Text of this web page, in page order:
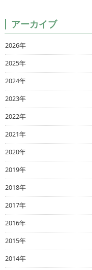
アーカイブ
2026年
2025年
2024年
2023年
2022年
2021年
2020年
2019年
2018年
2017年
2016年
2015年
2014年